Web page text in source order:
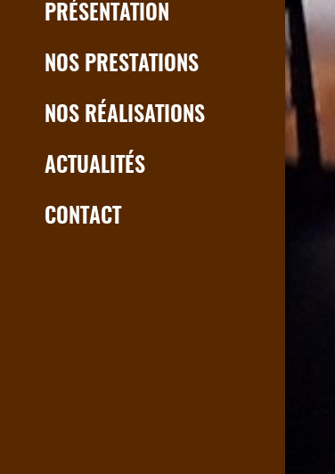
PRÉSENTATION
NOS PRESTATIONS
NOS RÉALISATIONS
ACTUALITÉS
CONTACT